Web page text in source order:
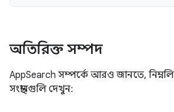
অতিরিক্ত সম্পদ
AppSearch সম্পর্কে আরও জানতে,
সংস্থানগুলি দেখুন: